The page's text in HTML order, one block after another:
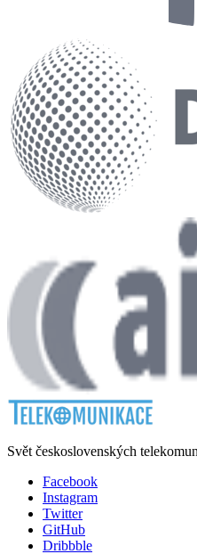
Svět československých
Facebook
Instagram
Twitter
GitHub
Dribbble